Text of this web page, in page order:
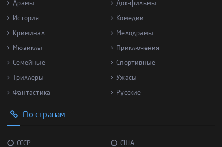
Драмы Док-фильмы
История Комедии
Криминал Мелодрамы
Мюзиклы Приключения
Семейные Спортивные
Триллеры Ужасы
Фантастика Русские
По странам
СССР США